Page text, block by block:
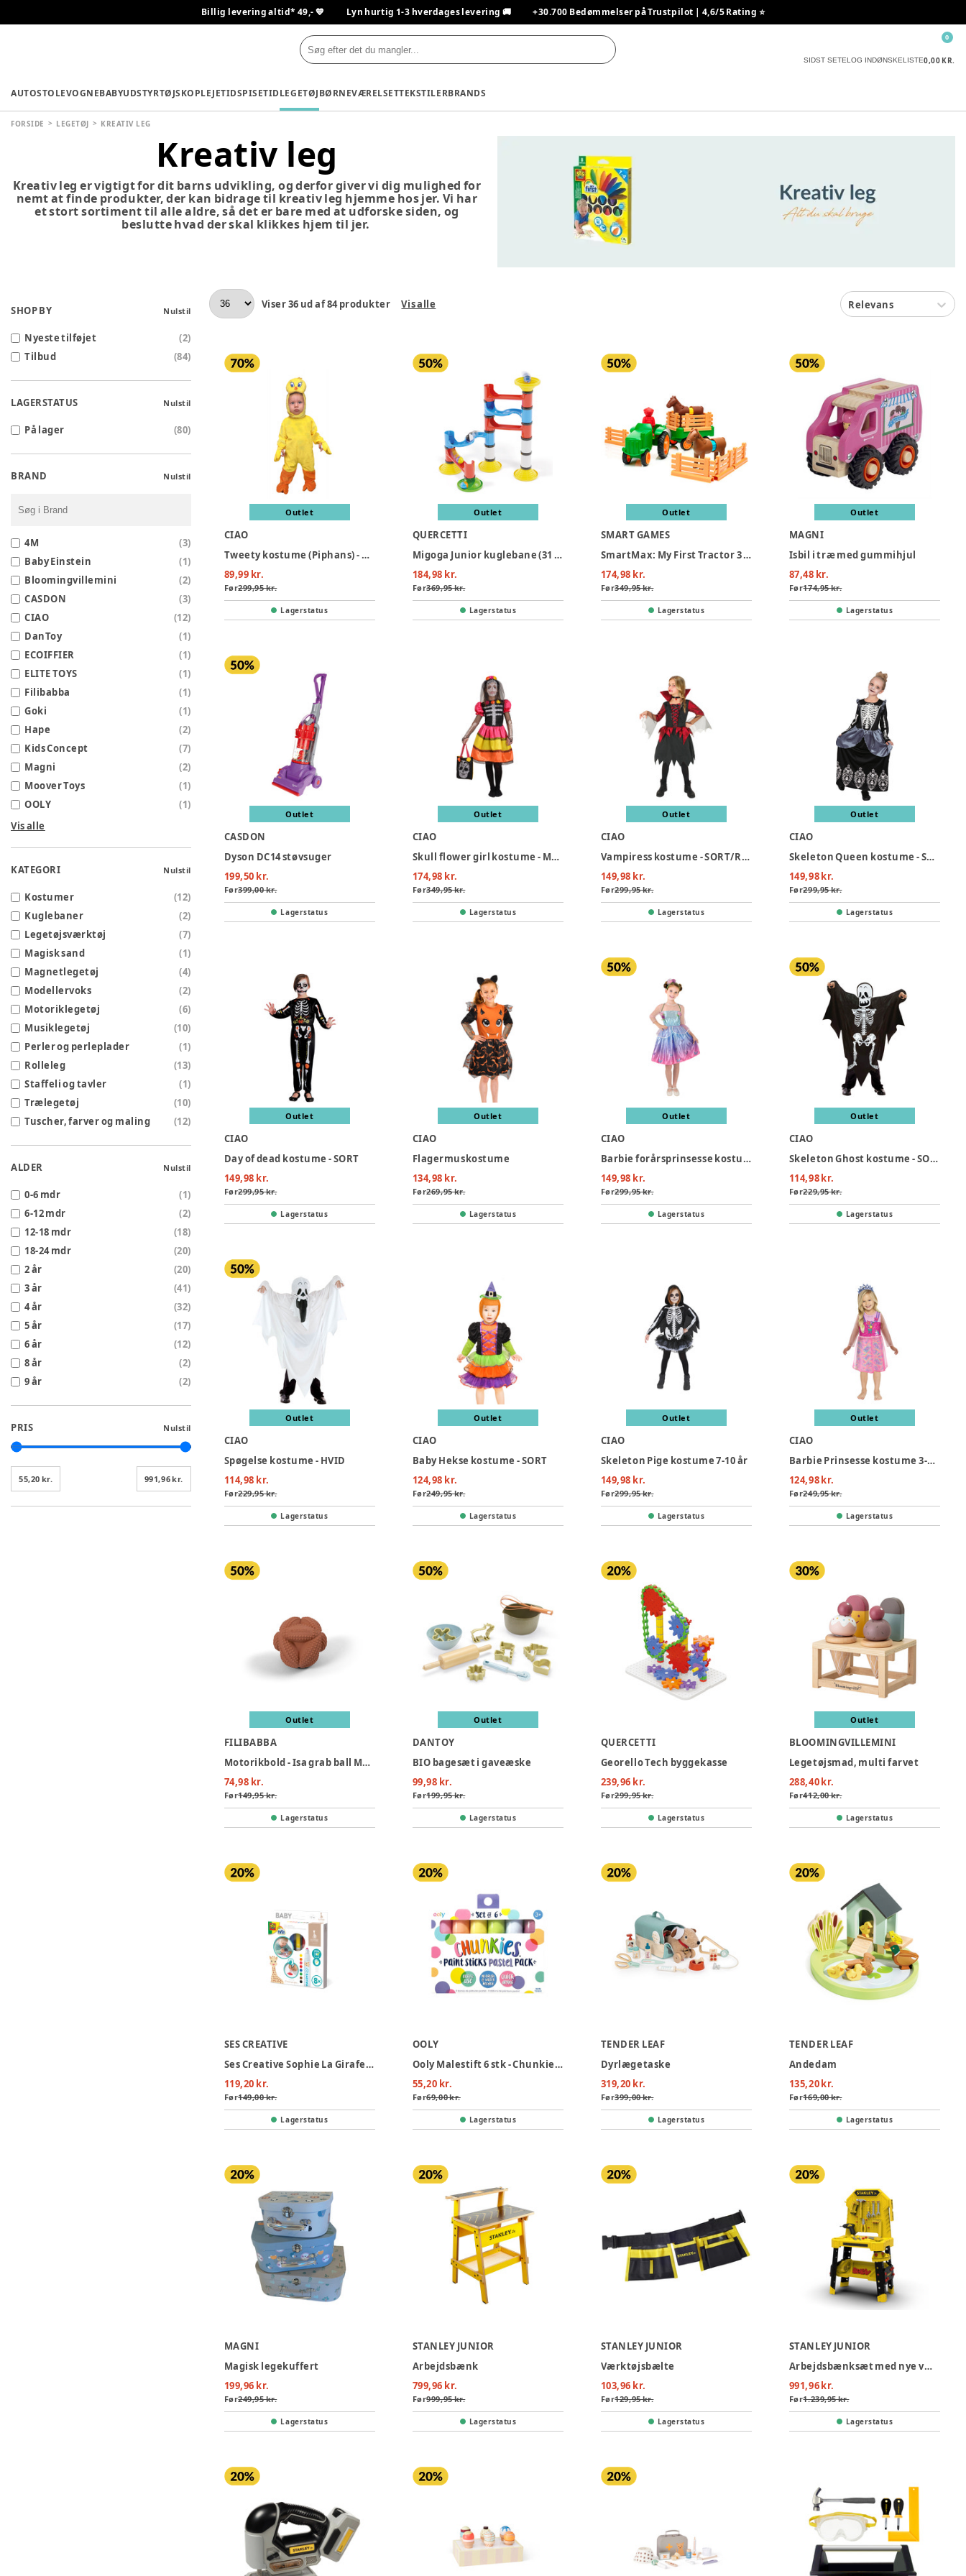
Billig levering altid* 49,- 💙 Lyn hurtig 1-3 hverdages levering 🚚 +30.700 Bedømmelser på Trustpilot | 4,6/5 Rating ⭐️
SIDST SETELOG INDØNSKELISTE0,00 KR.
0
AUTOSTOLEVOGNEBABYUDSTYRTØJSKOPLEJETIDSPISETIDLEGETØJBØRNEVÆRELSETTEKSTILERBRANDS
FORSIDE LEGETØJ KREATIV LEG
Kreativ leg
Kreativ leg er vigtigt for dit barns udvikling, og derfor giver vi dig mulighed for
nemt at finde produkter, der kan bidrage til kreativ leg hjemme hos jer. Vi har
et stort sortiment til alle aldre, så det er bare med at udforske siden, og
beslutte hvad der skal klikkes hjem til jer.
SHOP BY Nulstil
Nyeste tilføjet (2)
Tilbud
(84)
LAGERSTATUS Nulstil
På lager (80)
BRAND Nulstil
4M (3)
Baby Einstein
(1)
Bloomingvillemini
(2)
CASDON
(3)
CIAO
(12)
DanToy
(1)
ECOIFFIER
(1)
ELITE TOYS
(1)
Filibabba
(1)
Goki
(1)
Hape
(2)
Kids Concept
(7)
Magni
(2)
Moover Toys
(1)
OOLY
(1)
Vis alle
KATEGORI Nulstil
Kostumer (12)
Kuglebaner
(2)
Legetøjsværktøj
(7)
Magisk sand
(1)
Magnetlegetøj
(4)
Modellervoks
(2)
Motoriklegetøj
(6)
Musiklegetøj
(10)
Perler og perleplader
(1)
Rolleleg
(13)
Staffeli og tavler
(1)
Trælegetøj
(10)
Tuscher, farver og maling
(12)
ALDER Nulstil
0-6 mdr (1)
6-12 mdr
(2)
12-18 mdr
(18)
18-24 mdr
(20)
2 år
(20)
3 år
(41)
4 år
(32)
5 år
(17)
6 år
(12)
8 år
(2)
9 år
(2)
PRIS Nulstil
55,20 kr. 991,96 kr.
Viser36 ud af84produkter Vis alle Relevans
Outlet
CIAO
Tweety kostume (Piphans) - GUL
89,99 kr.
Før299,95 kr.
Lagerstatus
Outlet
QUERCETTI
Migoga Junior kuglebane (31 dele)
184,98 kr.
Før369,95 kr.
Lagerstatus
Outlet
SMART GAMES
SmartMax: My First Tractor 3 (Nordic)
174,98 kr.
Før349,95 kr.
Lagerstatus
Outlet
MAGNI
Isbil i træ med gummihjul
87,48 kr.
Før174,95 kr.
Lagerstatus
Outlet
CASDON
Dyson DC14 støvsuger
199,50 kr.
Før399,00 kr.
Lagerstatus
Outlet
CIAO
Skull flower girl kostume - MULTI
174,98 kr.
Før349,95 kr.
Lagerstatus
Outlet
CIAO
Vampiress kostume - SORT/RØD
149,98 kr.
Før299,95 kr.
Lagerstatus
Outlet
CIAO
Skeleton Queen kostume - SORT
149,98 kr.
Før299,95 kr.
Lagerstatus
Outlet
CIAO
Day of dead kostume - SORT
149,98 kr.
Før299,95 kr.
Lagerstatus
Outlet
CIAO
Flagermuskostume
134,98 kr.
Før269,95 kr.
Lagerstatus
Outlet
CIAO
Barbie forårsprinsesse kostume - MULTI
149,98 kr.
Før299,95 kr.
Lagerstatus
Outlet
CIAO
Skeleton Ghost kostume - SORT
114,98 kr.
Før229,95 kr.
Lagerstatus
Outlet
CIAO
Spøgelse kostume - HVID
114,98 kr.
Før229,95 kr.
Lagerstatus
Outlet
CIAO
Baby Hekse kostume - SORT
124,98 kr.
Før249,95 kr.
Lagerstatus
Outlet
CIAO
Skeleton Pige kostume 7-10 år
149,98 kr.
Før299,95 kr.
Lagerstatus
Outlet
CIAO
Barbie Prinsesse kostume 3-4 år
124,98 kr.
Før249,95 kr.
Lagerstatus
Outlet
FILIBABBA
Motorikbold - Isa grab ball Melon
74,98 kr.
Før149,95 kr.
Lagerstatus
Outlet
DANTOY
BIO bagesæt i gaveæske
99,98 kr.
Før199,95 kr.
Lagerstatus
QUERCETTI
Georello Tech byggekasse
239,96 kr.
Før299,95 kr.
Lagerstatus
Outlet
BLOOMINGVILLEMINI
Legetøjsmad, multi farvet
288,40 kr.
Før412,00 kr.
Lagerstatus
SES CREATIVE
Ses Creative Sophie La Girafe - Babyfarver
119,20 kr.
Før149,00 kr.
Lagerstatus
OOLY
Ooly Malestift 6 stk - Chunkies Pastel
55,20 kr.
Før69,00 kr.
Lagerstatus
TENDER LEAF
Dyrlægetaske
319,20 kr.
Før399,00 kr.
Lagerstatus
TENDER LEAF
Andedam
135,20 kr.
Før169,00 kr.
Lagerstatus
MAGNI
Magisk legekuffert
199,96 kr.
Før249,95 kr.
Lagerstatus
STANLEY JUNIOR
Arbejdsbænk
799,96 kr.
Før999,95 kr.
Lagerstatus
STANLEY JUNIOR
Værktøjsbælte
103,96 kr.
Før129,95 kr.
Lagerstatus
STANLEY JUNIOR
Arbejdsbænksæt med nye værktøjer
991,96 kr.
Før1.239,95 kr.
Lagerstatus